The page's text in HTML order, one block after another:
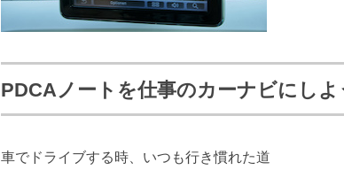
PDCAノートを仕事のカーナビにしよ
車でドライブする時、いつも行き慣れた道